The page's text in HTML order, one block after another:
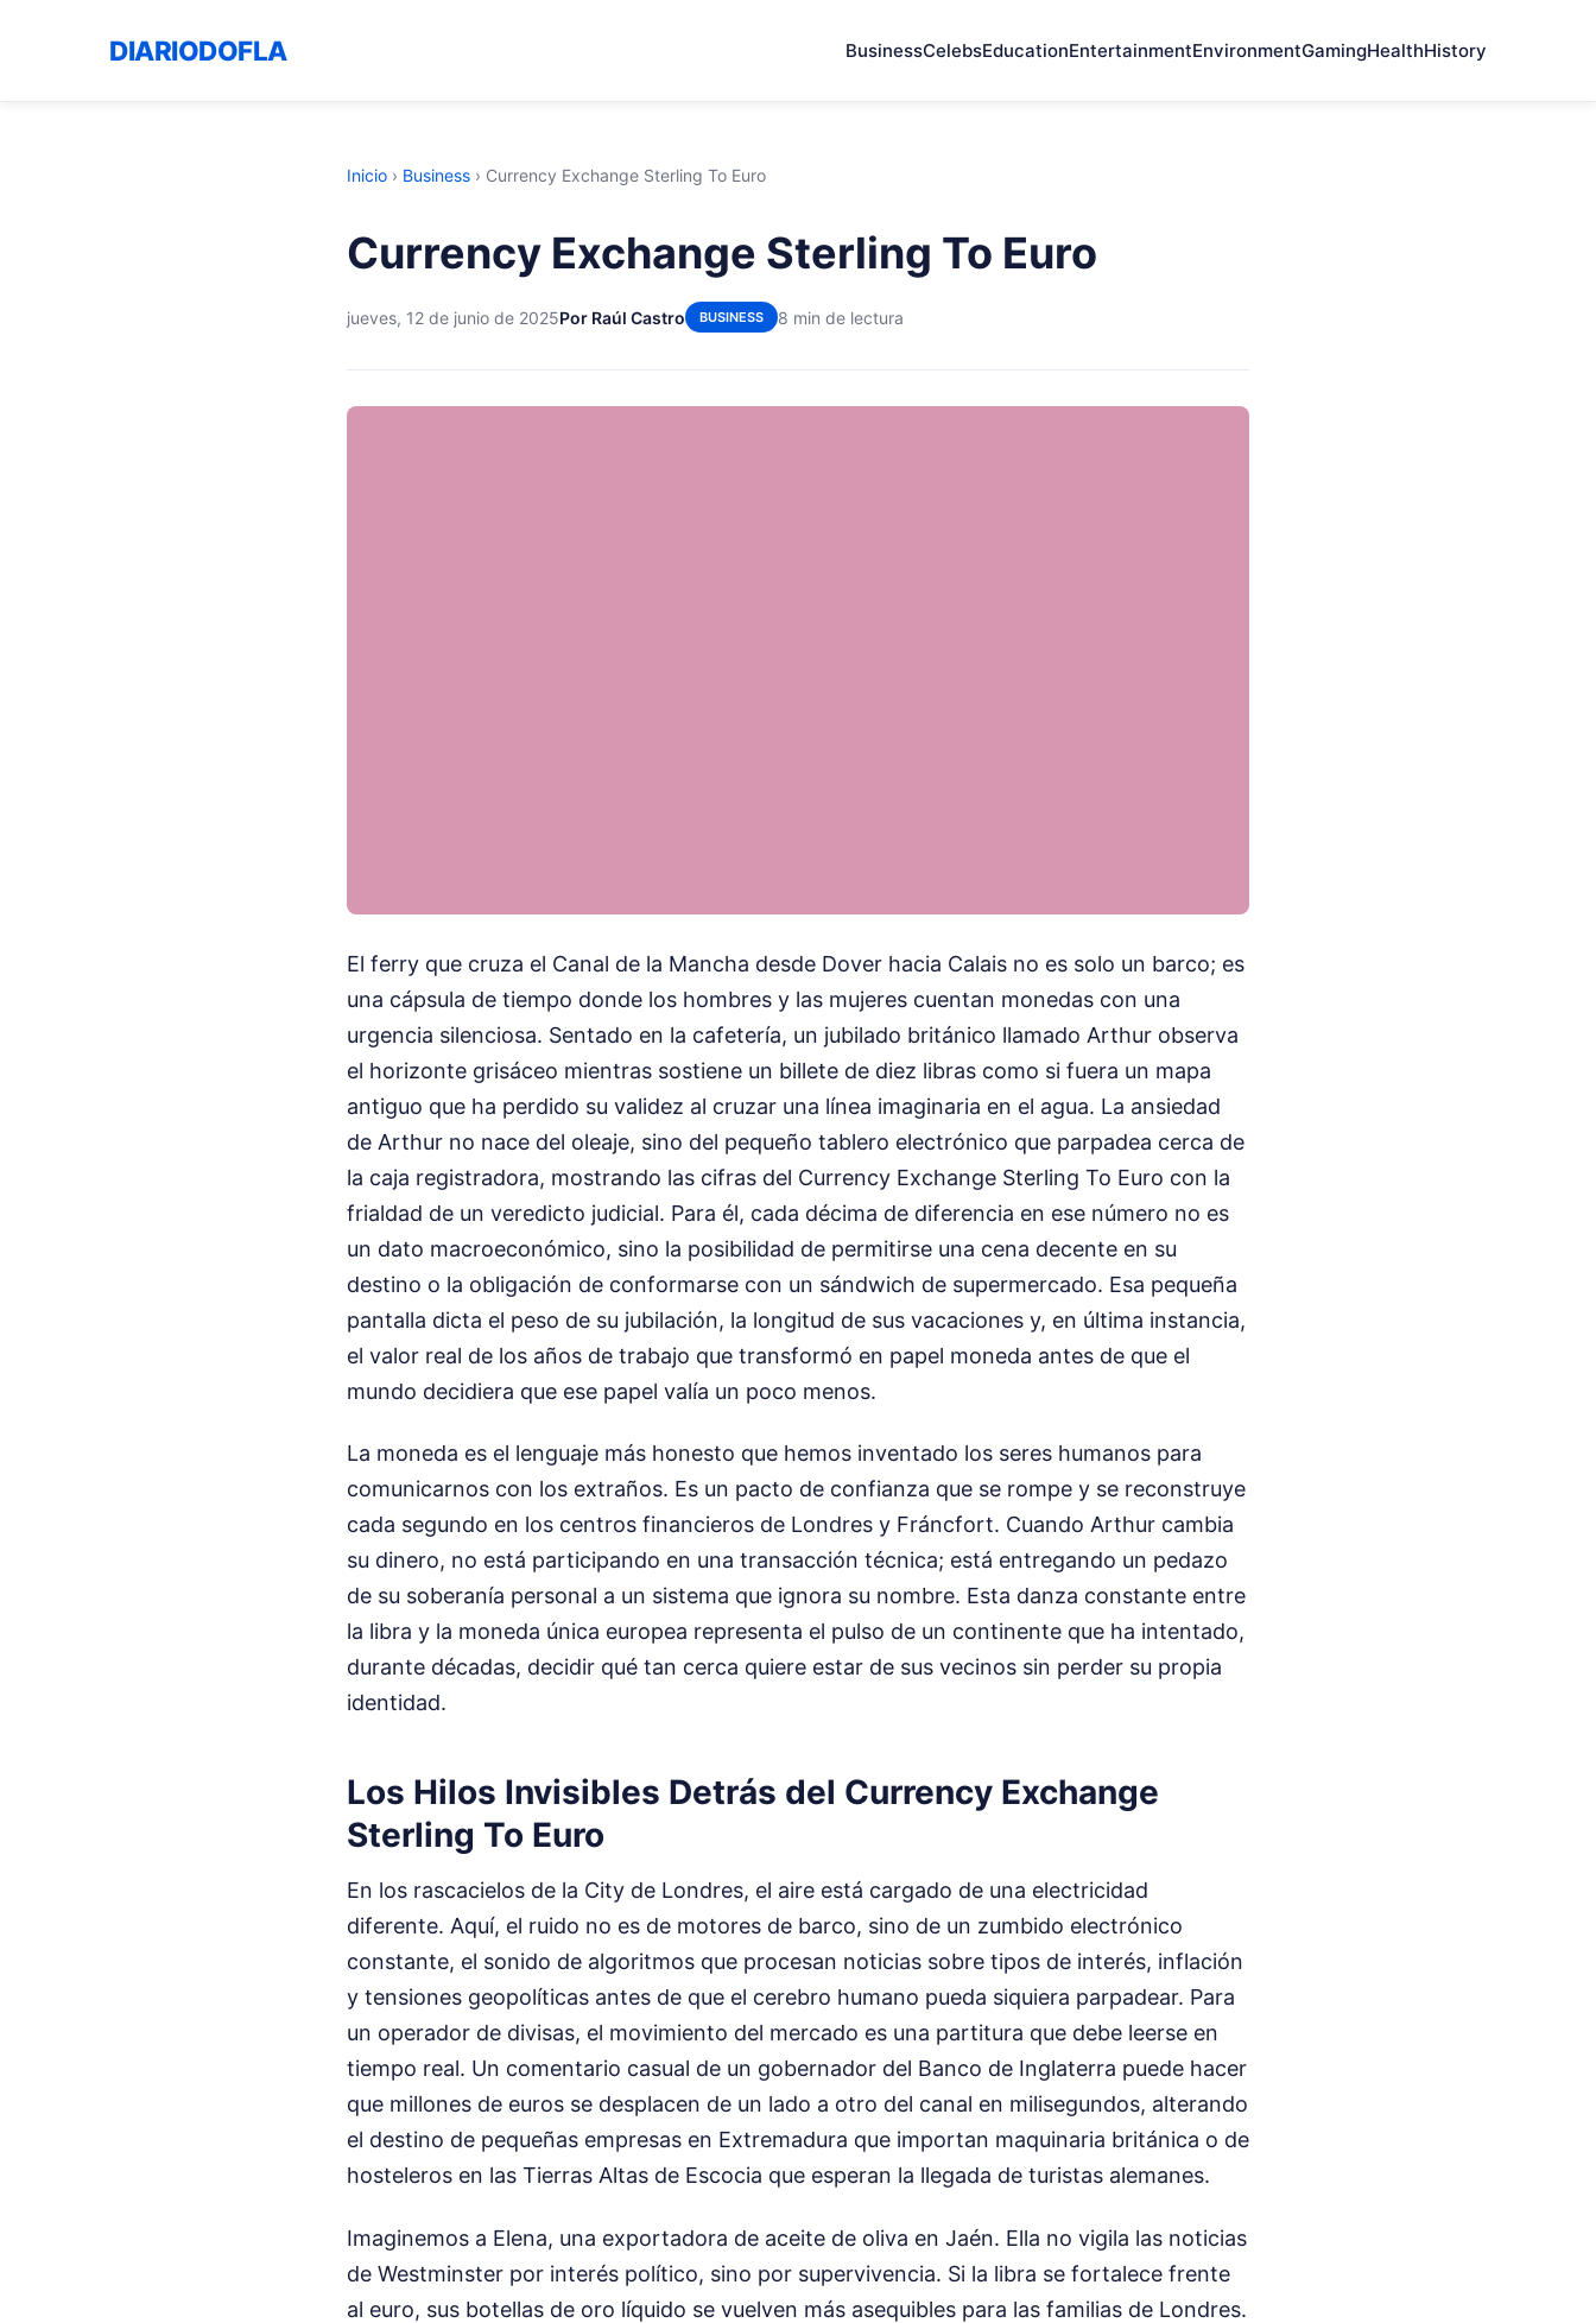
DIARIODOFLA BusinessCelebsEducationEntertainmentEnvironmentGamingHealthHistory
Inicio › Business › Currency Exchange Sterling To Euro
Currency Exchange Sterling To Euro
jueves, 12 de junio de 2025Por Raúl Castro BUSINESS 8 min de lectura
El ferry que cruza el Canal de la Mancha desde Dover hacia Calais no es solo un barco; es
una cápsula de tiempo donde los hombres y las mujeres cuentan monedas con una
urgencia silenciosa. Sentado en la cafetería, un jubilado británico llamado Arthur observa
el horizonte grisáceo mientras sostiene un billete de diez libras como si fuera un mapa
antiguo que ha perdido su validez al cruzar una línea imaginaria en el agua. La ansiedad
de Arthur no nace del oleaje, sino del pequeño tablero electrónico que parpadea cerca de
la caja registradora, mostrando las cifras del Currency Exchange Sterling To Euro con la
frialdad de un veredicto judicial. Para él, cada décima de diferencia en ese número no es
un dato macroeconómico, sino la posibilidad de permitirse una cena decente en su
destino o la obligación de conformarse con un sándwich de supermercado. Esa pequeña
pantalla dicta el peso de su jubilación, la longitud de sus vacaciones y, en última instancia,
el valor real de los años de trabajo que transformó en papel moneda antes de que el
mundo decidiera que ese papel valía un poco menos.
La moneda es el lenguaje más honesto que hemos inventado los seres humanos para
comunicarnos con los extraños. Es un pacto de confianza que se rompe y se reconstruye
cada segundo en los centros financieros de Londres y Fráncfort. Cuando Arthur cambia
su dinero, no está participando en una transacción técnica; está entregando un pedazo
de su soberanía personal a un sistema que ignora su nombre. Esta danza constante entre
la libra y la moneda única europea representa el pulso de un continente que ha intentado,
durante décadas, decidir qué tan cerca quiere estar de sus vecinos sin perder su propia
identidad.
Los Hilos Invisibles Detrás del Currency Exchange
Sterling To Euro
En los rascacielos de la City de Londres, el aire está cargado de una electricidad
diferente. Aquí, el ruido no es de motores de barco, sino de un zumbido electrónico
constante, el sonido de algoritmos que procesan noticias sobre tipos de interés, inflación
y tensiones geopolíticas antes de que el cerebro humano pueda siquiera parpadear. Para
un operador de divisas, el movimiento del mercado es una partitura que debe leerse en
tiempo real. Un comentario casual de un gobernador del Banco de Inglaterra puede hacer
que millones de euros se desplacen de un lado a otro del canal en milisegundos, alterando
el destino de pequeñas empresas en Extremadura que importan maquinaria británica o de
hosteleros en las Tierras Altas de Escocia que esperan la llegada de turistas alemanes.
Imaginemos a Elena, una exportadora de aceite de oliva en Jaén. Ella no vigila las noticias
de Westminster por interés político, sino por supervivencia. Si la libra se fortalece frente
al euro, sus botellas de oro líquido se vuelven más asequibles para las familias de Londres.